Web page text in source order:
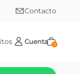
Contacto
Cuenta 0